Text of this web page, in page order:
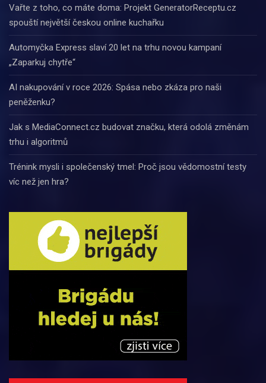
Vařte z toho, co máte doma: Projekt GeneratorReceptu.cz
spouští největší českou online kuchařku
Automyčka Express slaví 20 let na trhu novou kampaní
„Zaparkuj chytře“
AI nakupování v roce 2026: Spása nebo zkáza pro naši
peněženku?
Jak s MediaConnect.cz budovat značku, která odolá změnám
trhu i algoritmů
Trénink mysli i společenský tmel: Proč jsou vědomostní testy
víc než jen hra?